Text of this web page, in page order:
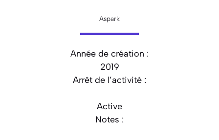
Aspark
Année de création :
2019
Arrêt de l’activité :
Active
Notes :